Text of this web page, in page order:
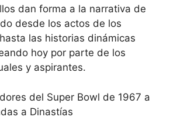
dan forma a la narrativa de
desde los actos de los
las historias dinámicas
hoy por parte de los
y aspirantes.
del Super Bowl de 1967 a
a Dinastías